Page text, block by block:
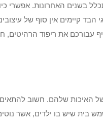
בשנים האחרונות. אפשרי
הבד קיימים אין סוף של
את ריפוד הרהיטים,
של האיכות שלהם. חשוב
בית שיש בו ילדים, אשר